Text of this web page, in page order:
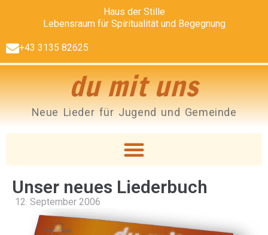
Haus der Stille
Lebensraum für Spiritualität und Begegnung
+43 3135 82625
du mit uns
Neue Lieder für Jugend und Gemeinde
Unser neues Liederbuch
12. September 2006